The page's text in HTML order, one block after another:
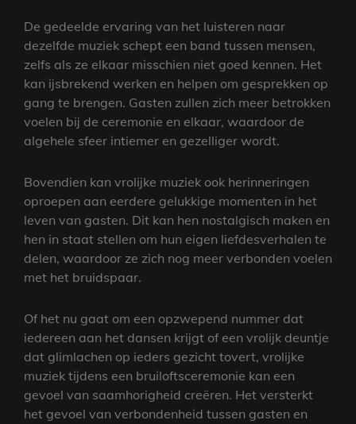
De gedeelde ervaring van het luisteren naar
dezelfde muziek schept een band tussen mensen,
zelfs als ze elkaar misschien niet goed kennen. Het
kan ijsbrekend werken en helpen om gesprekken op
gang te brengen. Gasten zullen zich meer betrokken
voelen bij de ceremonie en elkaar, waardoor de
algehele sfeer intiemer en gezelliger wordt.
Bovendien kan vrolijke muziek ook herinneringen
oproepen aan eerdere gelukkige momenten in het
leven van gasten. Dit kan hen nostalgisch maken en
hen in staat stellen om hun eigen liefdesverhalen te
delen, waardoor ze zich nog meer verbonden voelen
met het bruidspaar.
Of het nu gaat om een opzwepend nummer dat
iedereen aan het dansen krijgt of een vrolijk deuntje
dat glimlachen op ieders gezicht tovert, vrolijke
muziek tijdens een bruiloftsceremonie kan een
gevoel van saamhorigheid creëren. Het versterkt
het gevoel van verbondenheid tussen gasten en